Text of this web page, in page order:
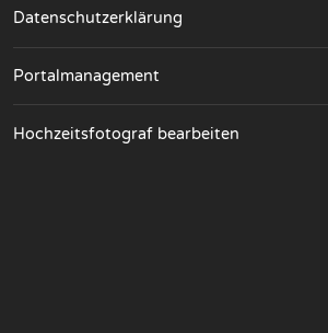
Datenschutzerklärung
Portalmanagement
Hochzeitsfotograf bearbeiten